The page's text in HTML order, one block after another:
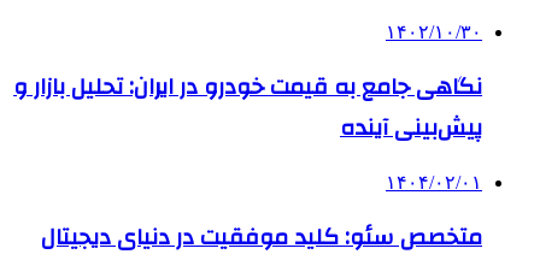
۱۴۰۲/۱۰/۳۰
نگاهی جامع به قیمت خودرو در ایران: تحلیل بازار و
پیش‌بینی آینده
۱۴۰۴/۰۲/۰۱
متخصص سئو: کلید موفقیت در دنیای دیجیتال